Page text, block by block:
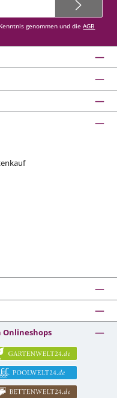
genommen und dieAGB
Onlineshops